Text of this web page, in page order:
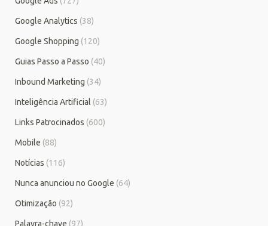
Google Analytics (38)
Google Shopping (120)
Guias Passo a Passo (40)
Inbound Marketing (34)
Inteligência Artificial (63)
Links Patrocinados (600)
Mobile (88)
Notícias (116)
Nunca anunciou no Google (64)
Otimização (92)
Palavra-chave (97)